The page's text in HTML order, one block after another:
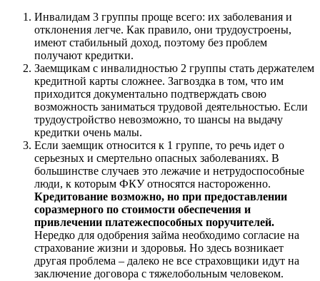
Инвалидам 3 группы проще всего: их заболевания и
отклонения легче. Как правило, они трудоустроены,
имеют стабильный доход, поэтому без проблем
получают кредитки.
Заемщикам с инвалидностью 2 группы стать держателем
кредитной карты сложнее. Загвоздка в том, что им
приходится документально подтверждать свою
возможность заниматься трудовой деятельностью. Если
трудоустройство невозможно, то шансы на выдачу
кредитки очень малы.
Если заемщик относится к 1 группе, то речь идет о
серьезных и смертельно опасных заболеваниях. В
большинстве случаев это лежачие и нетрудоспособные
люди, к которым ФКУ относятся настороженно.
Кредитование возможно, но при предоставлении
соразмерного по стоимости обеспечения и
привлечении платежеспособных поручителей.
Нередко для одобрения займа необходимо согласие на
страхование жизни и здоровья. Но здесь возникает
другая проблема – далеко не все страховщики идут на
заключение договора с тяжелобольным человеком.